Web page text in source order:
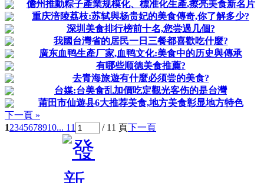
儋州推動粽子產業规模化、標准化生產,擦亮美食新名片
重庆涪陵荔枝:苏轼與杨贵妃的美食傳奇,你了解多少?
深圳美食排行榜前十名,您尝過几個?
我國台灣省的居民一日三餐都喜歡吃什麼?
廣东血鸭生產厂家,血鸭文化:美食中的历史與傳承
有哪些顺德美食推薦?
去青海旅遊有什麼必须尝的美食?
台媒:台美食乱加價吃定觀光客伤的是台灣
莆田市仙遊县6大推荐美食,地方美食彰显地方特色
下一頁 »
12345678910... 11 / 11 頁下一頁